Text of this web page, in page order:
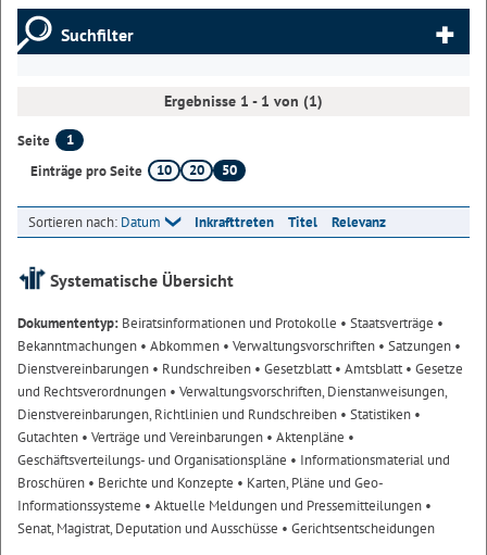
Suchfilter
Ergebnisse 1 - 1 von (1)
Seite
1
Einträge pro Seite
10 20 50
Sortieren nach: Datum Inkrafttreten Titel Relevanz
Systematische Übersicht
Dokumententyp: Beiratsinformationen und Protokolle • Staatsverträge •
Bekanntmachungen • Abkommen • Verwaltungsvorschriften • Satzungen •
Dienstvereinbarungen • Rundschreiben • Gesetzblatt• Amtsblatt• Gesetze
und Rechtsverordnungen • Verwaltungsvorschriften, Dienstanweisungen,
Dienstvereinbarungen, Richtlinien und Rundschreiben • Statistiken •
Gutachten • Verträge und Vereinbarungen • Aktenpläne •
Geschäftsverteilungs- und Organisationspläne • Informationsmaterial und
Broschüren • Berichte und Konzepte • Karten, Pläne und Geo-
Informationssysteme • Aktuelle Meldungen und Pressemitteilungen •
Senat, Magistrat, Deputation und Ausschüsse • Gerichtsentscheidungen